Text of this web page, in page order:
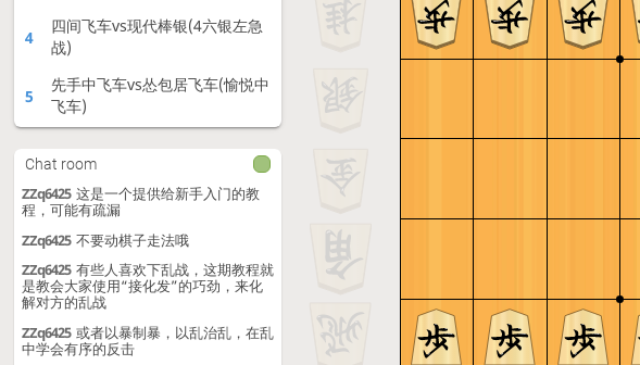
4
四间飞车vs现代棒银(4六银左急
战)
5
先手中飞车vs怂包居飞车(愉悦中
飞车)
6
飞车)
7
三间飞车vs嬉野流
8
居飞车vs先手中飞车（ong仔乱
战）
Chat room
ZZq6425 这是一个提供给新手入门的教
程，可能有疏漏
ZZq6425 不要动棋子走法哦
ZZq6425 有些人喜欢下乱战，这期教程就
是教会大家使用“接化发”的巧劲，来化
解对方的乱战
ZZq6425 或者以暴制暴，以乱治乱，在乱
中学会有序的反击